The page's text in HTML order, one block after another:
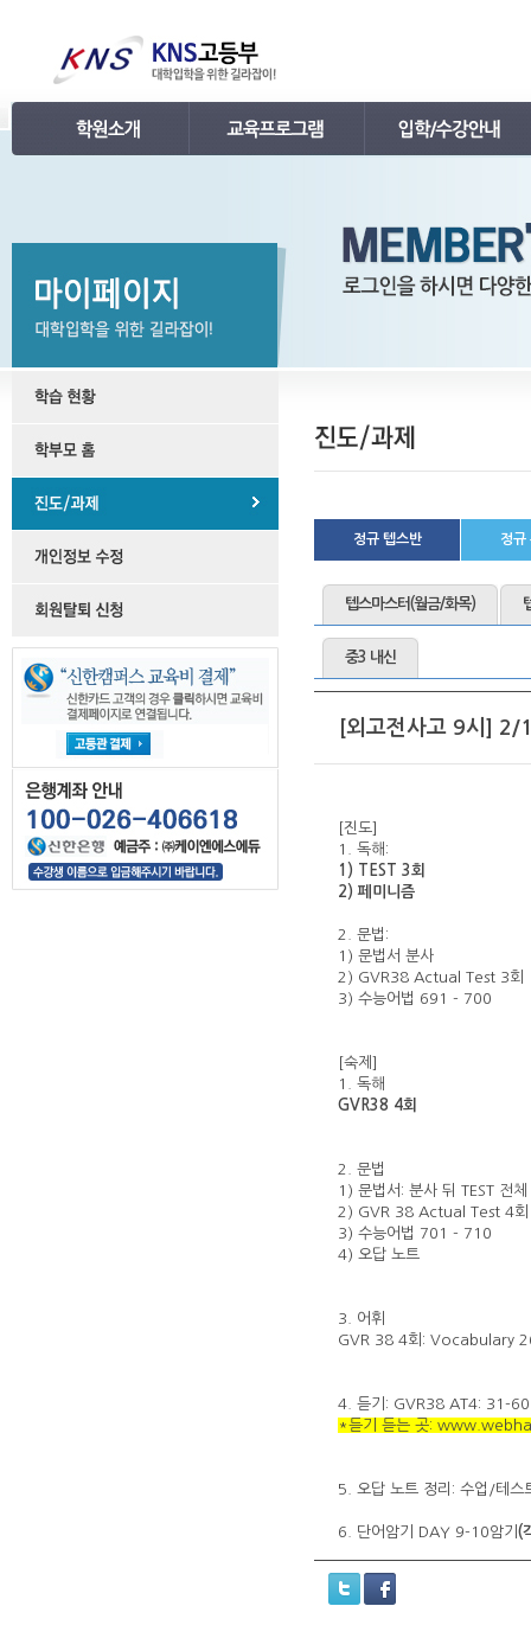
언론보도
명예의 전당
KNS 포토 갤러리
찾아오시는 길
수능 프로그램
특강 프로그램
강의시간표 / 교재소개
입학안내
레벨 테스트
정규 텝스반 정규
텝스마스터(월금/화목)
중3 내신
[외고전사고 9시] 2/
[진도]
1. 독해:
1) TEST 3회
2) 페미니즘
2. 문법:
1) 문법서 분사
2) GVR38 Actual Test 3회
3) 수능어법 691 - 700
[숙제]
1. 독해
GVR38 4회
2. 문법
1) 문법서: 분사 뒤 TEST 전
2) GVR 38 Actual Test 4
3) 수능어법 701 - 710
4) 오답 노트
3. 어휘
GVR 38 4회: Vocabulary
4. 듣기: GVR38 AT4: 31-60
*듣기 듣는 곳:
5. 오답 노트 정리: 수업/테스
6. 단어암기 DAY 9-10암기 (